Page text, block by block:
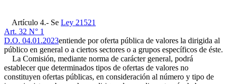
Artículo 4.- Se Ley 21521
Art. 32 N° 1
D.O. 04.01.2023entiende por oferta pública de valores la dirigida al
público en general o a ciertos sectores o a grupos específicos de éste.
La Comisión, mediante norma de carácter general, podrá
establecer que determinados tipos de ofertas de valores no
constituyen ofertas públicas, en consideración al número y tipo de